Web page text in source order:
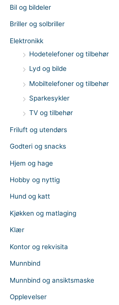
Bil og bildeler
Briller og solbriller
Elektronikk
Hodetelefoner og tilbehør
Lyd og bilde
Mobiltelefoner og tilbehør
Sparkesykler
TV og tilbehør
Friluft og utendørs
Godteri og snacks
Hjem og hage
Hobby og nyttig
Hund og katt
Kjøkken og matlaging
Klær
Kontor og rekvisita
Munnbind
Munnbind og ansiktsmaske
Opplevelser